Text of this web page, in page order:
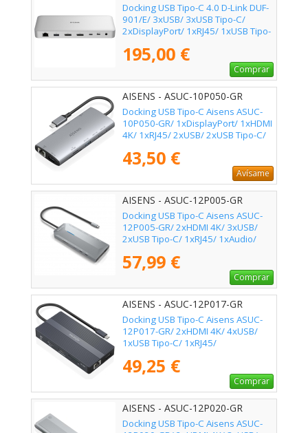
Docking USB Tipo-C 4.0 D-Link DUF-
901/E/ 3xUSB/ 3xUSB Tipo-C/
2xDisplayPort/ 1xRJ45/ 1xUSB Tipo-
195,00 €
Comprar
AISENS - ASUC-10P050-GR
Docking USB Tipo-C Aisens ASUC-
10P050-GR/ 1xDisplayPort/ 1xHDMI
4K/ 1xRJ45/ 2xUSB/ 2xUSB Tipo-C/
Tarjetas/ Gris
43,50 €
Avísame
AISENS - ASUC-12P005-GR
Docking USB Tipo-C Aisens ASUC-
12P005-GR/ 2xHDMI 4K/ 3xUSB/
2xUSB Tipo-C/ 1xRJ45/ 1xAudio/
Tipo-C PD/ Gris
57,99 €
Comprar
AISENS - ASUC-12P017-GR
Docking USB Tipo-C Aisens ASUC-
12P017-GR/ 2xHDMI 4K/ 4xUSB/
1xUSB Tipo-C/ 1xRJ45/
1xUSB Tipo-C PD/ Gris
49,25 €
Comprar
AISENS - ASUC-12P020-GR
Docking USB Tipo-C Aisens ASUC-